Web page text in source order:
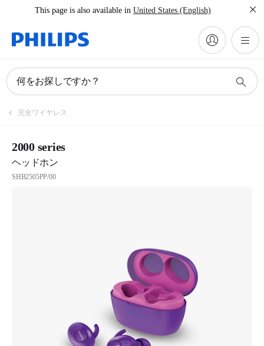
This page is also available in United States (English)
何をお探しですか？
完全ワイヤレス
2000 series
ヘッドホン
SHB2505PP/00